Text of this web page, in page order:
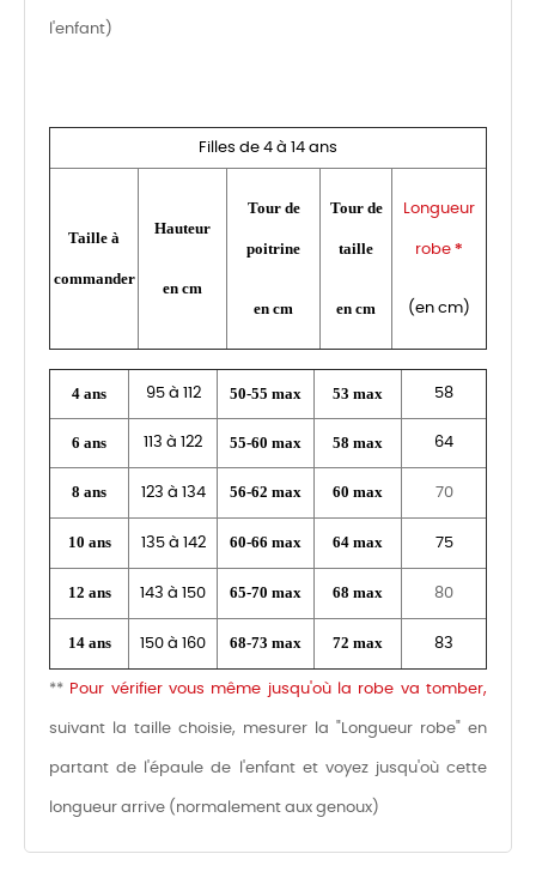
l'enfant)
Filles de 4 à 14 ans
Taille à
commander
Hauteur
en cm
Tour de
poitrine
en cm
Tour de
taille
en cm
Longueur
robe *
(en cm)
4 ans 95 à 112 50-55 max 53 max 58
6 ans 113 à 122 55-60 max 58 max 64
8 ans 123 à 134 56-62 max 60 max 70
10 ans 135 à 142 60-66 max 64 max 75
12 ans 143 à 150 65-70 max 68 max 80
14 ans 150 à 160 68-73 max 72 max 83
** Pour vérifier vous même jusqu'où la robe va tomber,
suivant la taille choisie, mesurer la "Longueur robe" en
partant de l'épaule de l'enfant et voyez jusqu'où cette
longueur arrive (normalement aux genoux)